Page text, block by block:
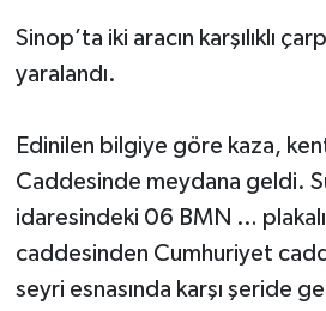
Sinop’ta iki aracın karşılıklı
yaralandı.
Edinilen bilgiye göre kaza,
Caddesinde meydana geldi.
idaresindeki 06 BMN …
caddesinden Cumhuriyet
seyri esnasında karşı şeride